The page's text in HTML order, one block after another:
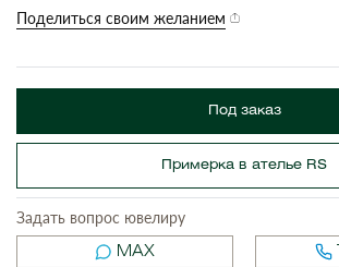
Поделиться своим желанием
Под заказ
Примерка в ателье RS
Задать вопрос ювелиру
MAX